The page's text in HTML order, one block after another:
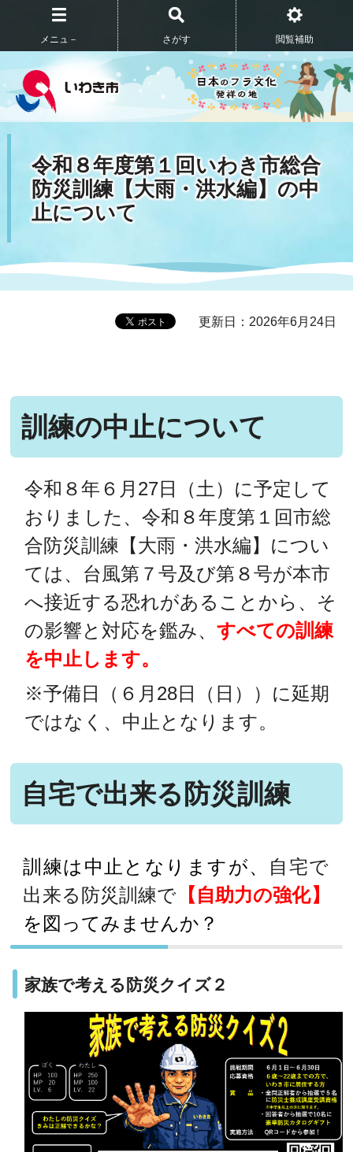
メニュ－ さがす 閲覧補助
令和８年度第１回いわき市総合
防災訓練【大雨・洪水編】の中
止について
更新日：2026年6月24日
訓練の中止について
令和８年６月27日（土）に予定して
おりました、令和８年度第１回市総
合防災訓練【大雨・洪水編】につい
ては、台風第７号及び第８号が本市
へ接近する恐れがあることから、そ
の影響と対応を鑑み、すべての訓練
を中止します。
※予備日（６月28日（日））に延期
ではなく、中止となります。
自宅で出来る防災訓練
訓練は中止となりますが、 自宅で
出来る防災訓練で 【自助力の強化】
を図ってみませんか？
家族で考える防災クイズ２